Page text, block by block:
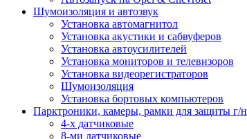
Шумоизоляция и автозвук
Установка автомагнитол
Установка акустики и сабвуферов
Установка автоусилителей
Установка мониторов и телевизоров
Установка видеорегистраторов
Шумоизоляция
Установка бортовых компьютеров
Парктроники, камеры, рамки для защиты г/н
4-х датчиковые
8-ми датчиковые